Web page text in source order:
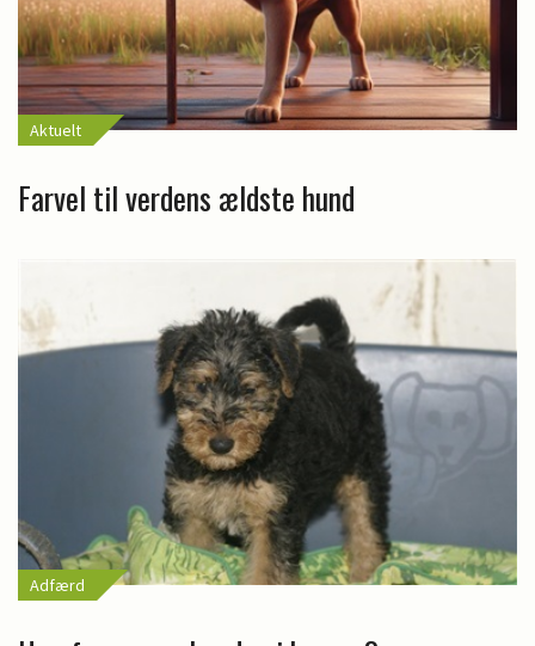
Aktuelt
Farvel til verdens ældste hund
Adfærd